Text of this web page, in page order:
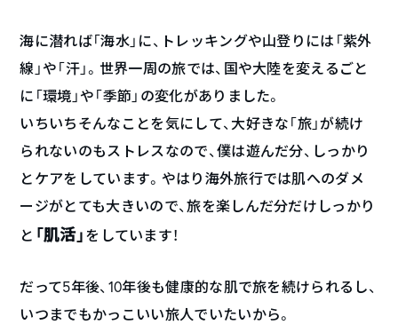
海に潜れば「海水」に、トレッキングや山登りには「紫外
線」や「汗」。世界一周の旅では、国や大陸を変えるごと
に「環境」や「季節」の変化がありました。
いちいちそんなことを気にして、大好きな「旅」が続け
られないのもストレスなので、僕は遊んだ分、しっかり
とケアをしています。やはり海外旅行では肌へのダメ
ージがとても大きいので、旅を楽しんだ分だけしっかり
と 「肌活」をしています！
だって5年後、10年後も健康的な肌で旅を続けられるし、
いつまでもかっこいい旅人でいたいから。